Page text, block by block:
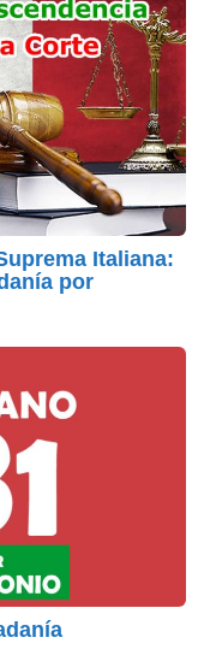
Italiana:
por